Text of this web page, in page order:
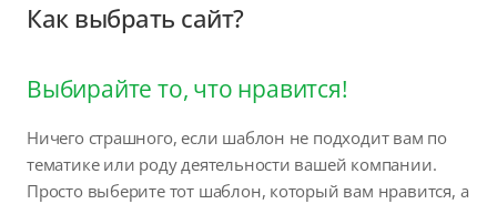
Как выбрать сайт?
Выбирайте то, что нравится!
Ничего страшного, если шаблон не подходит вам по
тематике или роду деятельности вашей компании.
Просто выберите тот шаблон, который вам нравится, а